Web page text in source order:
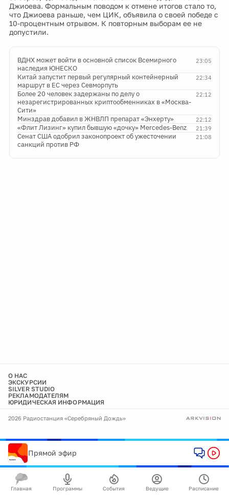
Джиоева. Формальным поводом к отмене итогов стало то,
что Джиоева раньше, чем ЦИК, объявила о своей победе с
10-процентным отрывом. К повторным выборам ее не
допустили.
23:05
ВДНХ может войти в основной список Всемирного
наследия ЮНЕСКО
22:34
Китай запустит первый регулярный контейнерный
маршрут в ЕС через Севморпуть
22:12
Более 20 человек задержаны по делу о
незарегистрированных криптообменниках в «Москва-
Сити»
22:12
Минздрав добавил в ЖНВЛП препарат «Энхерту»
21:39
«Флит Лизинг» купил бывшую «дочку» Mercedes-Benz
21:08
Сенат США одобрил законопроект об ужесточении
санкций против РФ
О НАС
ЭКСКУРСИИ
SILVER STUDIO
РЕКЛАМОДАТЕЛЯМ
ЮРИДИЧЕСКАЯ ИНФОРМАЦИЯ
2026 Радиостанция «Серебряный Дождь»
Прямой эфир
Главная Программы События Ведущие Расписание